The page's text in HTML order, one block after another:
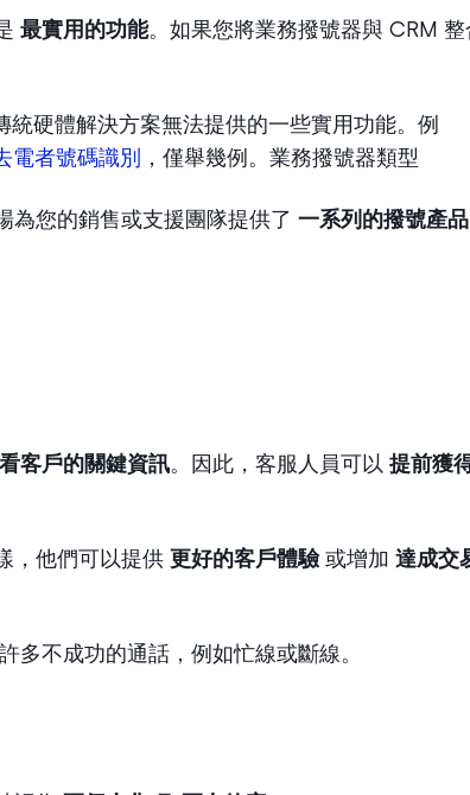
最實用的功能。如果您將業務撥號器與 CRM 整
統硬體解決方案無法提供的一些實用功能。例
電者號碼識別 ，僅舉幾例。業務撥號器類型
為您的銷售或支援團隊提供了 一系列的撥號產品
客戶的關鍵資訊。因此，客服人員可以 提前獲
，他們可以提供 更好的客戶體驗或增加 達成交
多不成功的通話，例如忙線或斷線。